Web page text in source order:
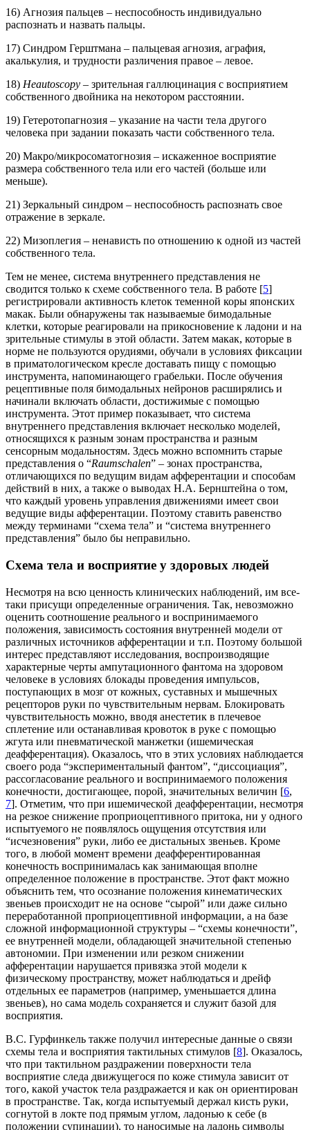
16) Агнозия пальцев – неспособность индивидуально
распознать и назвать пальцы.
17) Синдром Герштмана – пальцевая агнозия, аграфия,
акалькулия, и трудности различения правое – левое.
18) Heautoscopy – зрительная галлюцинация с восприятием
собственного двойника на некотором расстоянии.
19) Гетеротопагнозия – указание на части тела другого
человека при задании показать части собственного тела.
20) Макро/микросоматогнозия – искаженное восприятие
размера собственного тела или его частей (больше или
меньше).
21) Зеркальный синдром – неспособность распознать свое
отражение в зеркале.
22) Мизоплегия – ненависть по отношению к одной из частей
собственного тела.
Тем не менее, система внутреннего представления не
сводится только к схеме собственного тела. В работе [5]
регистрировали активность клеток теменной коры японских
макак. Были обнаружены так называемые бимодальные
клетки, которые реагировали на прикосновение к ладони и на
зрительные стимулы в этой области. Затем макак, которые в
норме не пользуются орудиями, обучали в условиях фиксации
в приматологическом кресле доставать пищу с помощью
инструмента, напоминающего грабельки. После обучения
рецептивные поля бимодальных нейронов расширялись и
начинали включать области, достижимые с помощью
инструмента. Этот пример показывает, что система
внутреннего представления включает несколько моделей,
относящихся к разным зонам пространства и разным
сенсорным модальностям. Здесь можно вспомнить старые
представления о “Raumschalen” – зонах пространства,
отличающихся по ведущим видам афферентации и способам
действий в них, а также о выводах Н.А. Бернштейна о том,
что каждый уровень управления движениями имеет свои
ведущие виды афферентации. Поэтому ставить равенство
между терминами “схема тела” и “система внутреннего
представления” было бы неправильно.
Схема тела и восприятие у здоровых людей
Несмотря на всю ценность клинических наблюдений, им все-
таки присущи определенные ограничения. Так, невозможно
оценить соотношение реального и воспринимаемого
положения, зависимость состояния внутренней модели от
различных источников афферентации и т.п. Поэтому большой
интерес представляют исследования, воспроизводящие
характерные черты ампутационного фантома на здоровом
человеке в условиях блокады проведения импульсов,
поступающих в мозг от кожных, суставных и мышечных
рецепторов руки по чувствительным нервам. Блокировать
чувствительность можно, вводя анестетик в плечевое
сплетение или останавливая кровоток в руке с помощью
жгута или пневматической манжетки (ишемическая
деафферентация). Оказалось, что в этих условиях наблюдается
своего рода “экспериментальный фантом”, “диссоциация”,
рассогласование реального и воспринимаемого положения
конечности, достигающее, порой, значительных величин [6,
7]. Отметим, что при ишемической деафферентации, несмотря
на резкое снижение проприоцептивного притока, ни у одного
испытуемого не появлялось ощущения отсутствия или
“исчезновения” руки, либо ее дистальных звеньев. Кроме
того, в любой момент времени деафферентированная
конечность воспринималась как занимающая вполне
определенное положение в пространстве. Этот факт можно
объяснить тем, что осознание положения кинематических
звеньев происходит не на основе “сырой” или даже сильно
переработанной проприоцептивной информации, а на базе
сложной информационной структуры – “схемы конечности”,
ее внутренней модели, обладающей значительной степенью
автономии. При изменении или резком снижении
афферентации нарушается привязка этой модели к
физическому пространству, может наблюдаться и дрейф
отдельных ее параметров (например, уменьшается длина
звеньев), но сама модель сохраняется и служит базой для
восприятия.
В.С. Гурфинкель также получил интересные данные о связи
схемы тела и восприятия тактильных стимулов [8]. Оказалось,
что при тактильном раздражении поверхности тела
восприятие следа движущегося по коже стимула зависит от
того, какой участок тела раздражается и как он ориентирован
в пространстве. Так, когда испытуемый держал кисть руки,
согнутой в локте под прямым углом, ладонью к себе (в
положении супинации), то наносимые на ладонь символы